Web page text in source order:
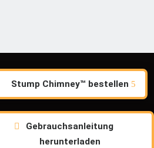
Stump Chimney™ bestellen
Gebrauchsanleitung
herunterladen